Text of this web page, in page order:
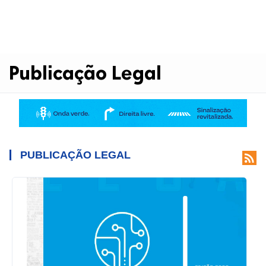
Publicação Legal
PUBLICAÇÃO LEGAL 